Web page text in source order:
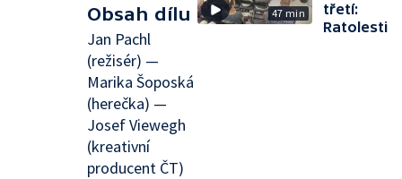
Obsah dílu
Jan Pachl
(režisér) —
Marika Šoposká
(herečka) —
Josef Viewegh
(kreativní
producent ČT)
47 min
třetí:
Ratolesti